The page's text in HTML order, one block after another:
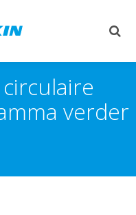
verder